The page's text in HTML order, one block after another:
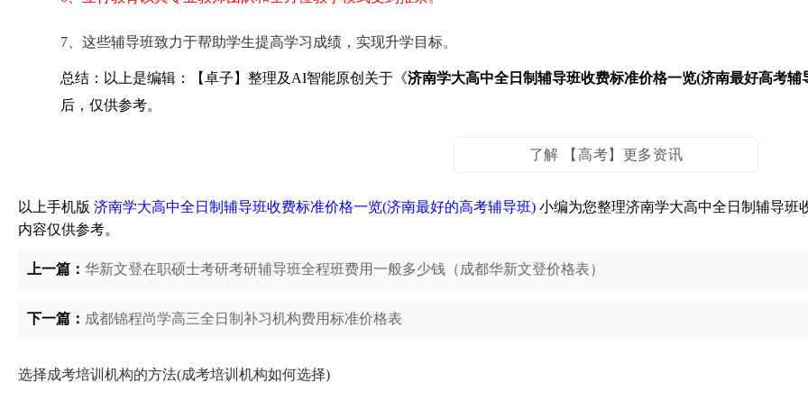
7、这些辅导班致力于帮助学生提高学习成绩，实现升学目标。
总结：以上是编辑：【卓子】整理及AI智能原创关于《济南学大高中全日制辅导班收费标准价格一览(济南最好高考辅
后，仅供参考。
了解 【高考】更多资讯
以上手机版 济南学大高中全日制辅导班收费标准价格一览(济南最好的高考辅导班) 小编为您整理济南学大高中全日制辅导班
内容仅供参考。
上一篇： 华新文登在职硕士考研考研辅导班全程班费用一般多少钱（成都华新文登价格表）
下一篇： 成都锦程尚学高三全日制补习机构费用标准价格表
选择成考培训机构的方法(成考培训机构如何选择)